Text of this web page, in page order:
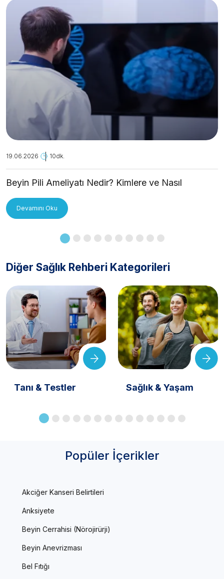
19.06.2026 10dk.
Beyin Pili Ameliyatı Nedir? Kimlere ve Nasıl
Devamını Oku
Diğer Sağlık Rehberi Kategorileri
Tanı & Testler Sağlık & Yaşam
Popüler İçerikler
Akciğer Kanseri Belirtileri
Anksiyete
Beyin Cerrahisi (Nörojirürji)
Beyin Anevrizması
Bel Fıtığı